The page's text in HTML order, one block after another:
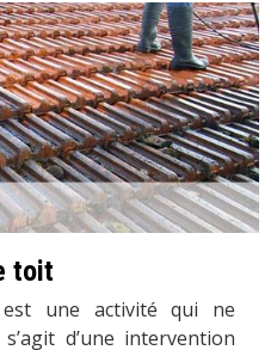
toit
une activité qui ne
d’une intervention